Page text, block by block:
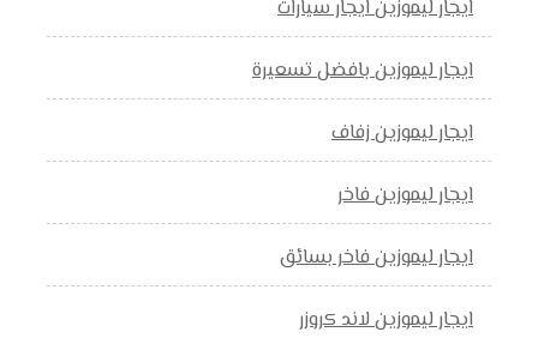
ايجار ليموزين ايجار سيارات
ايجار ليموزين بافضل تسعيرة
ايجار ليموزين زفاف
ايجار ليموزين فاخر
ايجار ليموزين فاخر بسائق
ايجار ليموزين لاند كروزر